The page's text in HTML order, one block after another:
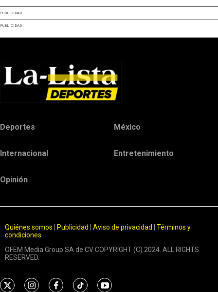
PUBLICIDAD
PUBLICIDAD
Deportes México
Internacional Entretenimiento
Opinión
Quiénes somos Publicidad Aviso de privacidad
Términos y
condiciones
OFEM Media Group SA de CV COPYRIGHT (C) 2024. ALL RIGHTS
RESERVED.
t i f t y